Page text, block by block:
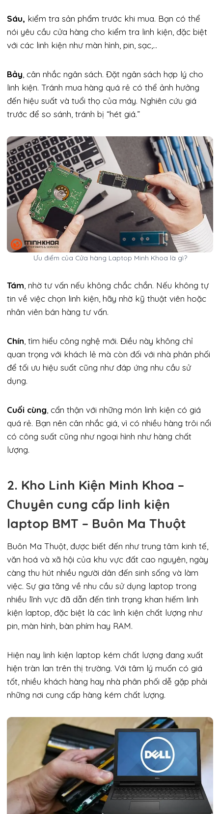
Sáu, kiểm tra sản phẩm trước khi mua. Bạn có thể
nói yêu cầu cửa hàng cho kiểm tra linh kiện, đặc biệt
với các linh kiện như màn hình, pin, sạc,…
Bảy , cân nhắc ngân sách. Đặt ngân sách hợp lý cho
linh kiện. Tránh mua hàng quá rẻ có thể ảnh hưởng
đến hiệu suất và tuổi thọ của máy. Nghiên cứu giá
trước để so sánh, tránh bị “hét giá.”
Ưu điểm của Cửa hàng Laptop Minh Khoa là gì?
Tám , nhờ tư vấn nếu không chắc chắn. Nếu không tự
tin về việc chọn linh kiện, hãy nhờ kỹ thuật viên hoặc
nhân viên bán hàng tư vấn.
Chín , tìm hiểu công nghệ mới. Điều này không chỉ
quan trọng với khách lẻ mà còn đối với nhà phân phối
để tối ưu hiệu suất cũng như đáp ứng nhu cầu sử
dụng.
Cuối cùng , cẩn thận với những món linh kiện có giá
quá rẻ. Bạn nên cân nhắc giá, vì có nhiều hàng trôi nổi
có công suất cũng như ngoại hình như hàng chất
lượng.
2. Kho Linh Kiện Minh Khoa –
Chuyên cung cấp linh kiện
laptop BMT – Buôn Ma Thuột
Buôn Ma Thuột, được biết đến như trung tâm kinh tế,
văn hoá và xã hội của khu vực đất cao nguyên, ngày
càng thu hút nhiều người dân đến sinh sống và làm
việc. Sự gia tăng về nhu cầu sử dụng laptop trong
nhiều lĩnh vực đã dẫn đến tình trạng khan hiếm linh
kiện laptop, đặc biệt là các linh kiện chất lượng như
pin, màn hình, bàn phím hay RAM.
Hiện nay linh kiện laptop kém chất lượng đang xuất
hiện tràn lan trên thị trường. Với tâm lý muốn có giá
tốt, nhiều khách hàng hay nhà phân phối dễ gặp phải
những nơi cung cấp hàng kém chất lượng.